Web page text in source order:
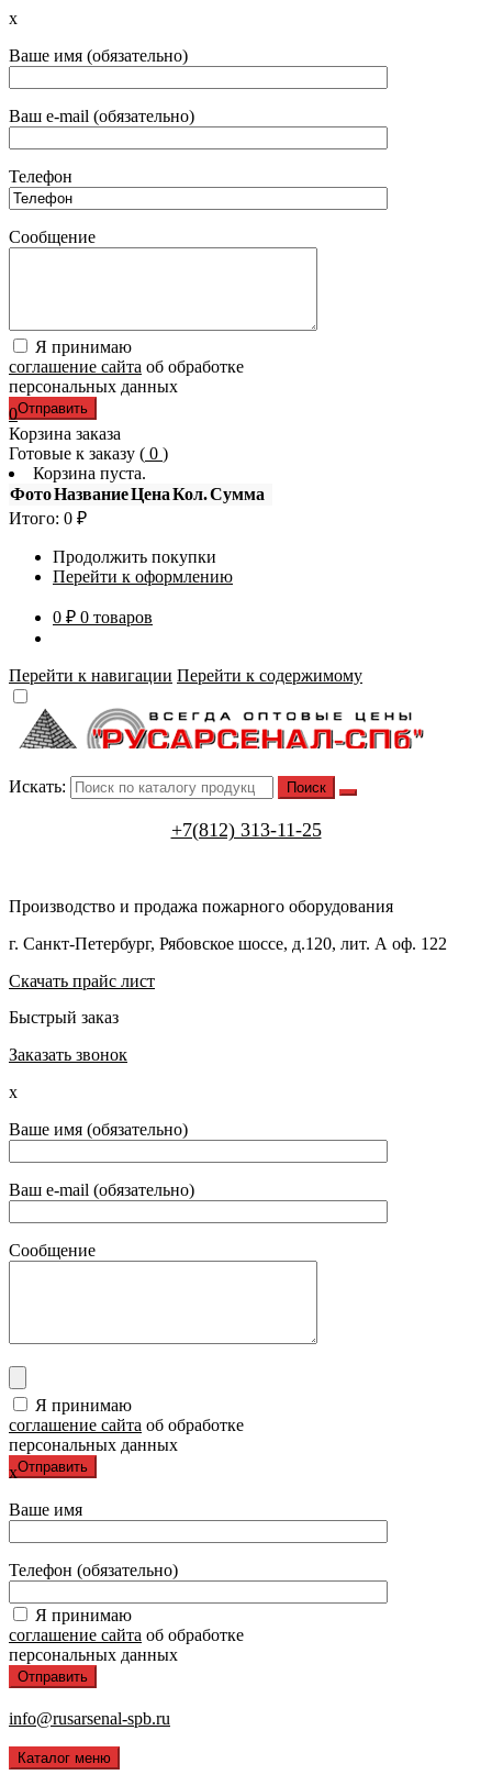
x
Ваше имя (обязательно)
Ваш e-mail (обязательно)
Телефон
Сообщение
Я принимаю
соглашение сайта об обработке
персональных данных
0
Корзина заказа
Готовые к заказу ( 0 )
Корзина пуста.
ФотоНазваниеЦенаКол.Сумма
Итого: 0 ₽
Продолжить покупки
Перейти к оформлению
0 ₽ 0 товаров
Перейти к навигации Перейти к содержимому
Искать:
+7(812) 313-11-25
Производство и продажа пожарного оборудования
г. Санкт-Петербург, Рябовское шоссе, д.120, лит. А оф. 122
Скачать прайс лист
Быстрый заказ
Заказать звонок
x
Ваше имя (обязательно)
Ваш e-mail (обязательно)
Сообщение
Я принимаю
соглашение сайта об обработке
персональных данных
x
Ваше имя
Телефон (обязательно)
Я принимаю
соглашение сайта об обработке
персональных данных
info@rusarsenal-spb.ru
Каталог меню